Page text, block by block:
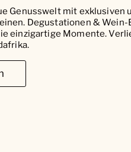
Genusswelt mit exklusiven
Degustationen & Wein-
einzigartige Momente.